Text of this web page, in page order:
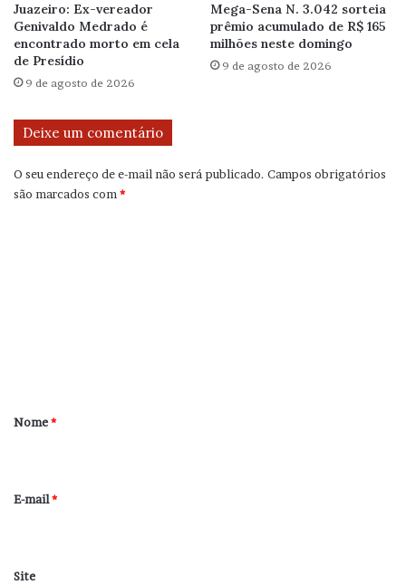
Juazeiro: Ex-vereador
Genivaldo Medrado é
encontrado morto em cela
de Presídio
9 de agosto de 2026
Mega-Sena N. 3.042 sorteia
prêmio acumulado de R$ 165
milhões neste domingo
9 de agosto de 2026
Deixe um comentário
O seu endereço de e-mail não será publicado. Campos obrigatórios
são marcados com *
r
*
Nome*
E-mail*
Site